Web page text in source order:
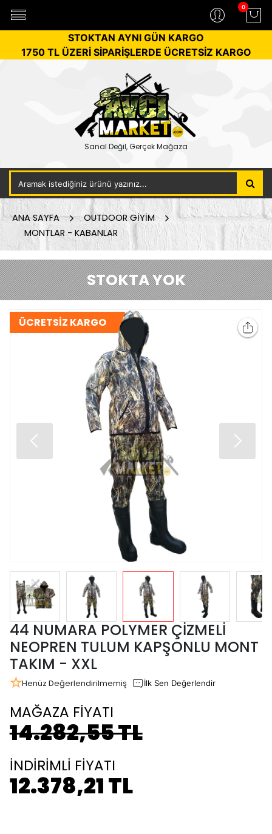
0
STOKTAN AYNI GÜN KARGO
1750 TL ÜZERİ SİPARİŞLERDE ÜCRETSİZ KARGO
Sanal Değil, Gerçek Mağaza
ANA SAYFA
OUTDOOR GİYİM
MONTLAR - KABANLAR
STOKTA YOK
ÜCRETSİZ KARGO
44 NUMARA POLYMER ÇİZMELİ
NEOPREN TULUM KAPŞONLU MONT
TAKIM - XXL
Henüz Değerlendirilmemiş İlk Sen Değerlendir
MAĞAZA FİYATI
14.282,55 TL
İNDİRİMLİ FİYATI
12.378,21 TL